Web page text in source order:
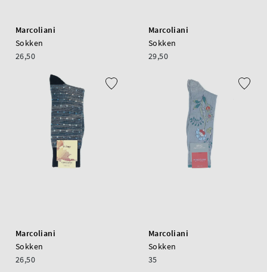
Marcoliani
Sokken
26,50
Marcoliani
Sokken
29,50
Marcoliani
Sokken
26,50
Marcoliani
Sokken
35